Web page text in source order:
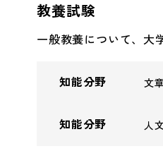
教養試験
一般教養について、大
知能分野 文
知能分野 人